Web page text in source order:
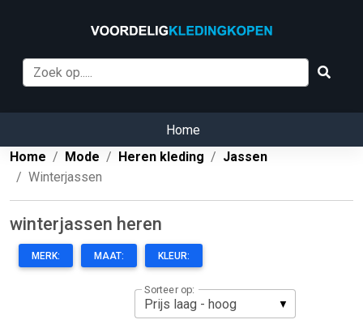
Home
Home
Mode Heren kleding
Jassen
Winterjassen
winterjassen heren
MERK: MAAT: KLEUR:
Sorteer op: